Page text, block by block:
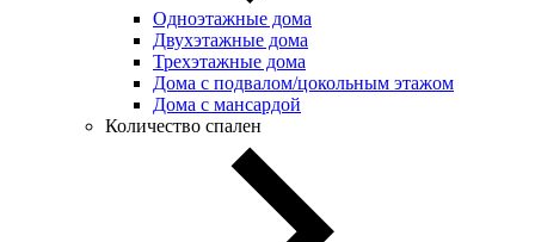
Одноэтажные дома
Двухэтажные дома
Трехэтажные дома
Дома с подвалом/цокольным этажом
Дома с мансардой
Количество спален